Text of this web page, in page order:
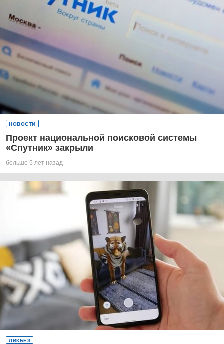
НОВОСТИ
Проект национальной поисковой системы
«Спутник» закрыли
больше 5 лет назад
ЛИКБЕЗ